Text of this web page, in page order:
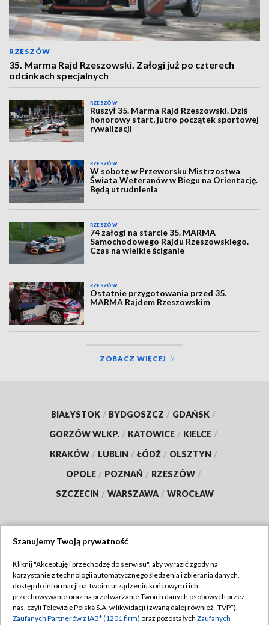
RZESZÓW
35. Marma Rajd Rzeszowski. Załogi już po czterech
odcinkach specjalnych
RZESZÓW
Ruszył 35. Marma Rajd Rzeszowski. Dziś
honorowy start, jutro początek sportowej
rywalizacji
RZESZÓW
W sobotę w Przeworsku Mistrzostwa
Świata Weteranów w Biegu na Orientację.
Będą utrudnienia
RZESZÓW
74 załogi na starcie 35. MARMA
Samochodowego Rajdu Rzeszowskiego.
Czas na wielkie ściganie
RZESZÓW
Ostatnie przygotowania przed 35.
MARMA Rajdem Rzeszowskim
ZOBACZ WIĘCEJ
BIAŁYSTOK / BYDGOSZCZ / GDAŃSK /
GORZÓW WLKP. / KATOWICE / KIELCE /
KRAKÓW / LUBLIN / ŁÓDŹ / OLSZTYN /
OPOLE / POZNAŃ / RZESZÓW /
SZCZECIN / WARSZAWA / WROCŁAW
TVP
Abonament TVP
Emisja w TVP
Regulamin TVP
Polityka prywatności
Szanujemy Twoją prywatność
Kliknij "Akceptuję i przechodzę do serwisu", aby wyrazić zgody na
korzystanie z technologii automatycznego śledzenia i zbierania danych,
dostęp do informacji na Twoim urządzeniu końcowym i ich
przechowywanie oraz na przetwarzanie Twoich danych osobowych przez
nas, czyli Telewizję Polską S.A. w likwidacji (zwaną dalej również „TVP”),
Zaufanych Partnerów z IAB* (1201 firm) oraz pozostałych Zaufanych